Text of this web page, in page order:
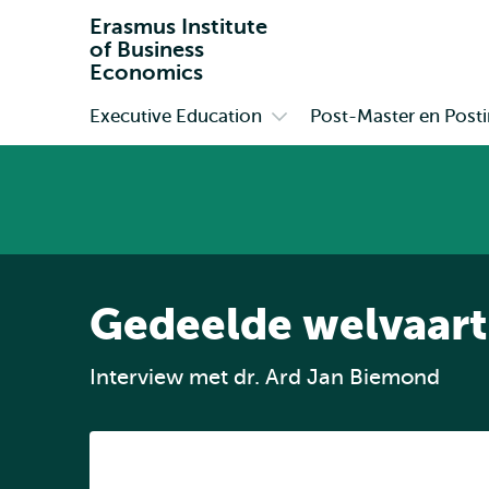
Erasmus Institute
of Business
Economics
Primair
Executive Education Post-Master en
Gedeelde
Interview met dr. Ard Jan Biemond